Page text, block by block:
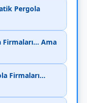
Pergola
Ama
Firmaları...